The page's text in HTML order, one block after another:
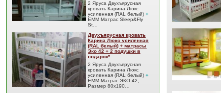
2 Яруса Двухъярусная
кровать Карина Люкс
усиленная (RAL белый)+
EMM Матрас Sleep&Fly
St…
Двухъярусная кровать
Карина Люкс усиленная
(RAL белый) + матрасы
Эко 42 + 2 подушки в
подарок*
2 Яруса Двухъярусная
кровать Карина Люкс
усиленная (RAL белый)+
EMM Матрас ЭКО-42,
Размер 80x190…